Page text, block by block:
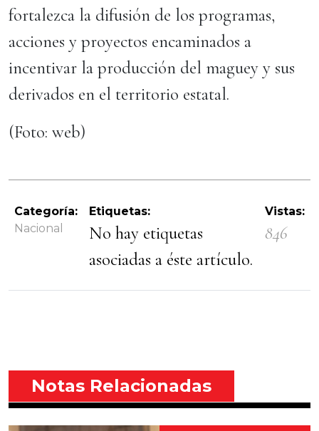
fortalezca la difusión de los programas,
acciones y proyectos encaminados a
incentivar la producción del maguey y sus
derivados en el territorio estatal.
(Foto: web)
Categoría:
Nacional
Etiquetas:
No hay etiquetas
asociadas a éste artículo.
Vistas:
846
Notas Relacionadas